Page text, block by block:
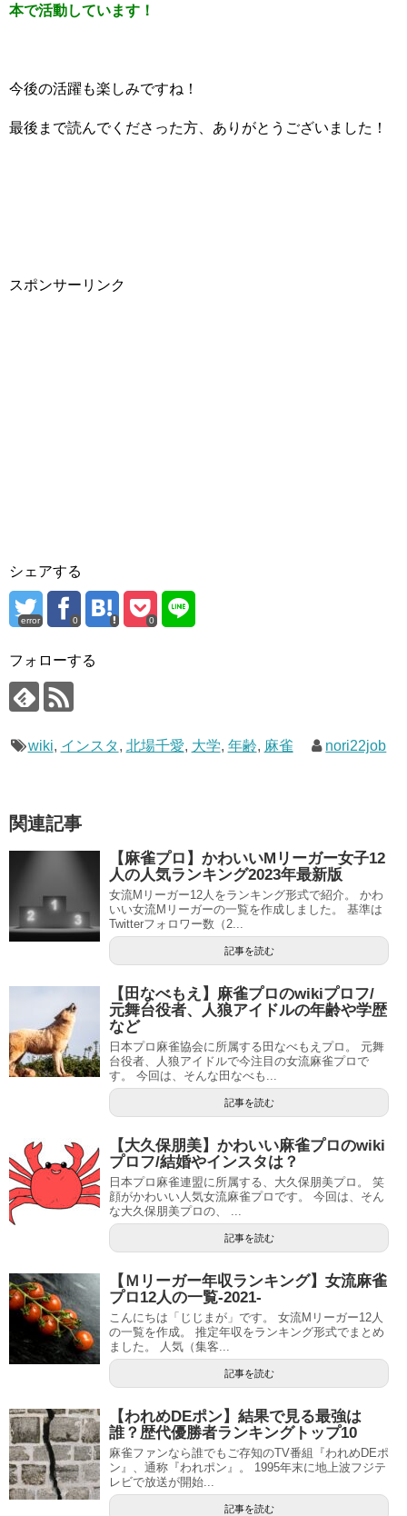
本で活動しています！
今後の活躍も楽しみですね！
最後まで読んでくださった方、ありがとうございました！
スポンサーリンク
シェアする
error 0 0
フォローする
wiki, インスタ, 北場千愛, 大学, 年齢, 麻雀 nori22job
関連記事
【麻雀プロ】かわいいMリーガー女子12
人の人気ランキング2023年最新版
女流Mリーガー12人をランキング形式で紹介。 かわ
いい女流Mリーガーの一覧を作成しました。 基準は
Twitterフォロワー数（2...
記事を読む
【田なべもえ】麻雀プロのwikiプロフ/
元舞台役者、人狼アイドルの年齢や学歴
など
日本プロ麻雀協会に所属する田なべもえプロ。 元舞
台役者、人狼アイドルで今注目の女流麻雀プロで
す。 今回は、そんな田なべも...
記事を読む
【大久保朋美】かわいい麻雀プロのwiki
プロフ/結婚やインスタは？
日本プロ麻雀連盟に所属する、大久保朋美プロ。 笑
顔がかわいい人気女流麻雀プロです。 今回は、そん
な大久保朋美プロの、 ...
記事を読む
【Ｍリーガー年収ランキング】女流麻雀
プロ12人の一覧-2021-
こんにちは「じじまが」です。 女流Mリーガー12人
の一覧を作成。 推定年収をランキング形式でまとめ
ました。 人気（集客...
記事を読む
【われめDEポン】結果で見る最強は
誰？歴代優勝者ランキングトップ10
麻雀ファンなら誰でもご存知のTV番組『われめDEポ
ン』、通称『われポン』。 1995年末に地上波フジテ
レビで放送が開始...
記事を読む